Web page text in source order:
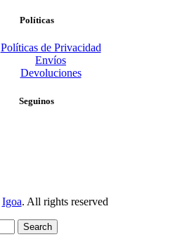
Políticas
Políticas de Privacidad
Envíos
Devoluciones
Seguinos
Igoa. All rights reserved
Search